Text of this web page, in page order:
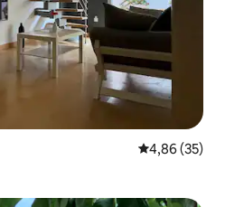
Միջին
4,86 (35)